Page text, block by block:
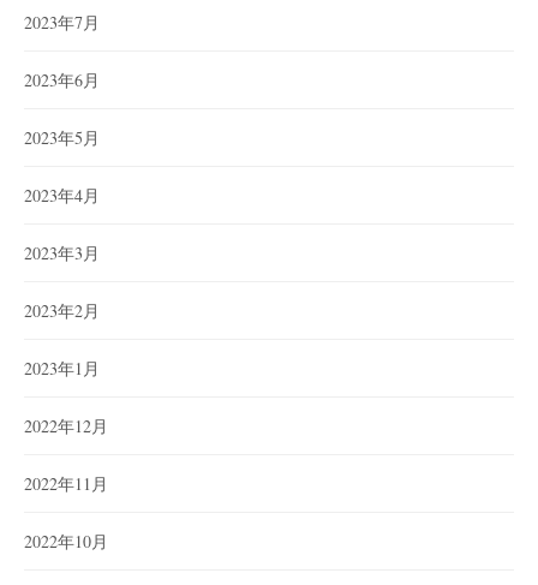
2023年7月
2023年6月
2023年5月
2023年4月
2023年3月
2023年2月
2023年1月
2022年12月
2022年11月
2022年10月